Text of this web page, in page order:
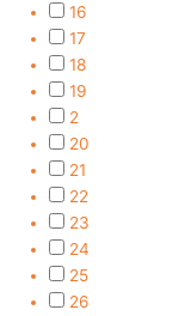
16
17
18
19
2
20
21
22
23
24
25
26